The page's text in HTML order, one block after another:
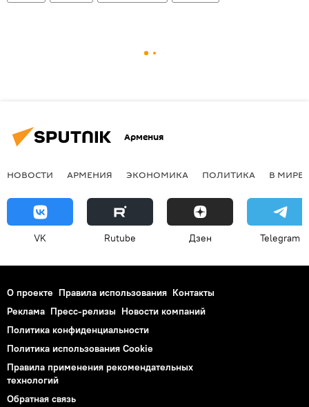
Армения
НОВОСТИ АРМЕНИЯ ЭКОНОМИКА ПОЛИТИКА В МИРЕ
VK Rutube Дзен Telegram
О проекте Правила использования Контакты
Реклама Пресс-релизы Новости компаний
Политика конфиденциальности
Политика использования Cookie
Правила применения рекомендательных
технологий
Обратная связь